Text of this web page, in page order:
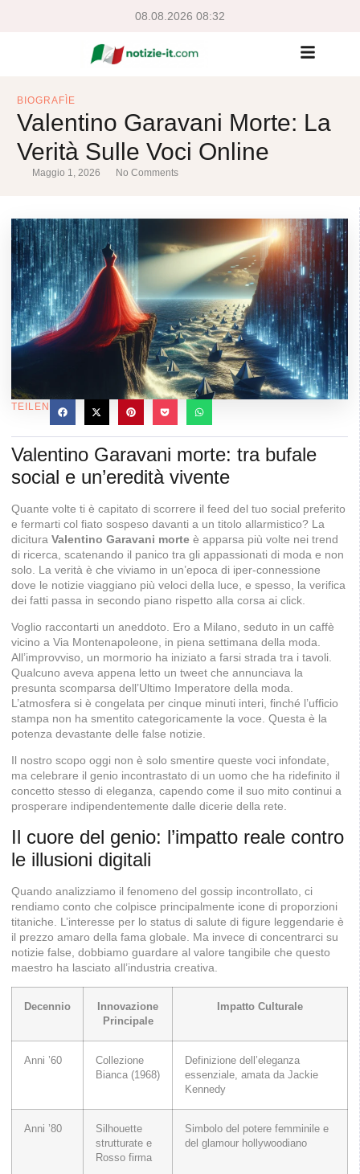
08.08.2026 08:32
BIOGRAFÌE
Valentino Garavani Morte: La
Verità Sulle Voci Online
Maggio 1, 2026 No Comments
TEILEN
Valentino Garavani morte: tra bufale
social e un’eredità vivente
Quante volte ti è capitato di scorrere il feed del tuo social preferito
e fermarti col fiato sospeso davanti a un titolo allarmistico? La
dicitura Valentino Garavani morte è apparsa più volte nei trend
di ricerca, scatenando il panico tra gli appassionati di moda e non
solo. La verità è che viviamo in un’epoca di iper-connessione
dove le notizie viaggiano più veloci della luce, e spesso, la verifica
dei fatti passa in secondo piano rispetto alla corsa ai click.
Voglio raccontarti un aneddoto. Ero a Milano, seduto in un caffè
vicino a Via Montenapoleone, in piena settimana della moda.
All’improvviso, un mormorio ha iniziato a farsi strada tra i tavoli.
Qualcuno aveva appena letto un tweet che annunciava la
presunta scomparsa dell’Ultimo Imperatore della moda.
L’atmosfera si è congelata per cinque minuti interi, finché l’ufficio
stampa non ha smentito categoricamente la voce. Questa è la
potenza devastante delle false notizie.
Il nostro scopo oggi non è solo smentire queste voci infondate,
ma celebrare il genio incontrastato di un uomo che ha ridefinito il
concetto stesso di eleganza, capendo come il suo mito continui a
prosperare indipendentemente dalle dicerie della rete.
Il cuore del genio: l’impatto reale contro
le illusioni digitali
Quando analizziamo il fenomeno del gossip incontrollato, ci
rendiamo conto che colpisce principalmente icone di proporzioni
titaniche. L’interesse per lo status di salute di figure leggendarie è
il prezzo amaro della fama globale. Ma invece di concentrarci su
notizie false, dobbiamo guardare al valore tangibile che questo
maestro ha lasciato all’industria creativa.
Decennio
Innovazione
Principale
Impatto Culturale
Anni ’60
Collezione
Bianca (1968)
Definizione dell’eleganza
essenziale, amata da Jackie
Kennedy
Anni ’80
Silhouette
strutturate e
Rosso firma
Simbolo del potere femminile e
del glamour hollywoodiano